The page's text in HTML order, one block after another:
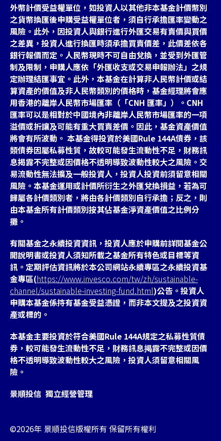
外幣計價受益權單位，如投資人以其他非本基金計價幣別
之貨幣換匯後申購受益權單位者，須自行承擔匯率變動之
風險。此外，因投資人與銀行進行外匯交易有賣價與買價
之差異，投資人進行換匯時須承擔買賣價差，此價差依各
銀行報價而定。人民幣現時不可自由兌換，並受到外匯管
制及限制，申購人應依「外匯收支或交易申報辦法」之規
定辦理結匯事宜。此外，本基金在計算非人民幣計價或結
算資產的價值及非人民幣類別的價格時，基金經理將會應
用香港的離岸人民幣市場匯率（「CNH 匯率」）。CNH
匯率可以是相對於中國境內非離岸人民幣市場匯率的一項
溢價或折讓及可能有重大買賣差價。因此，基金資產價值
將會有所波動。 本基金得投資於美國Rule 144A債券，該
類債券因屬私募性質，故較可能發生流動性不足，財務訊
息揭露不完整或因價格不透明導致波動性較大之風險。交
易流動性無法擴及一般投資人，投資人投資前須留意相關
風險。本基金運用或計價所衍生之外匯兌換損益，若為可
歸屬各計價類別者，將由各計價類別自行承擔；反之，則
由本基金所有計價類別按其佔基金淨資產價值之比例分
攤。
有關基金之永續投資資訊，投資人應於申購前詳閱基金公
開說明書或投資人須知所載之基金所有特色或目標等資
訊。定期評估資訊將於本公司網站永續專區之永續投資基
金專區(https://www.invesco.com/tw/zh/sustainable-
channel/sustainable-investing-fund.html)公告。投資人
申購本基金係持有基金受益憑證，而非本文提及之投資資
產或標的。
本基金主要投資於符合美國Rule 144A規定之私募性質債
券，較可能發生流動性不足，財務訊息掲露不完整或因價
格不透明導致波動性較大之風險，投資人須留意相關風
險。
景順投信 獨立經營管理
©2026年 景順投信版權所有 保留所有權利